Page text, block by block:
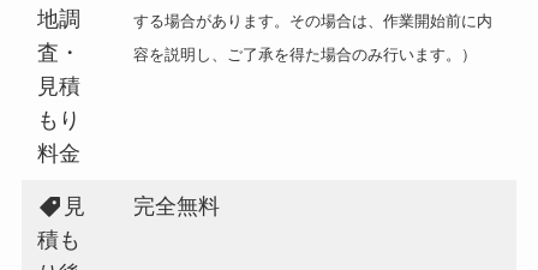
地調
査・
見積
もり
料金
する場合があります。その場合は、作業開始前に内
容を説明し、ご了承を得た場合のみ行います。）
見
積も
完全無料